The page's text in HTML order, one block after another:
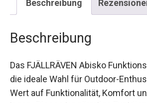
Beschreibung
Beschreibung
Das FJÄLLRÄVEN Abisko
ist die ideale Wahl für Outdoor-
die Wert auf Funktionalität,